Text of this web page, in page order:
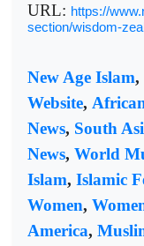
URL: https://
section/wisdom-
New Age Islam,
Website,
News, South
News, World
Islam, Islamic
Women,
America,